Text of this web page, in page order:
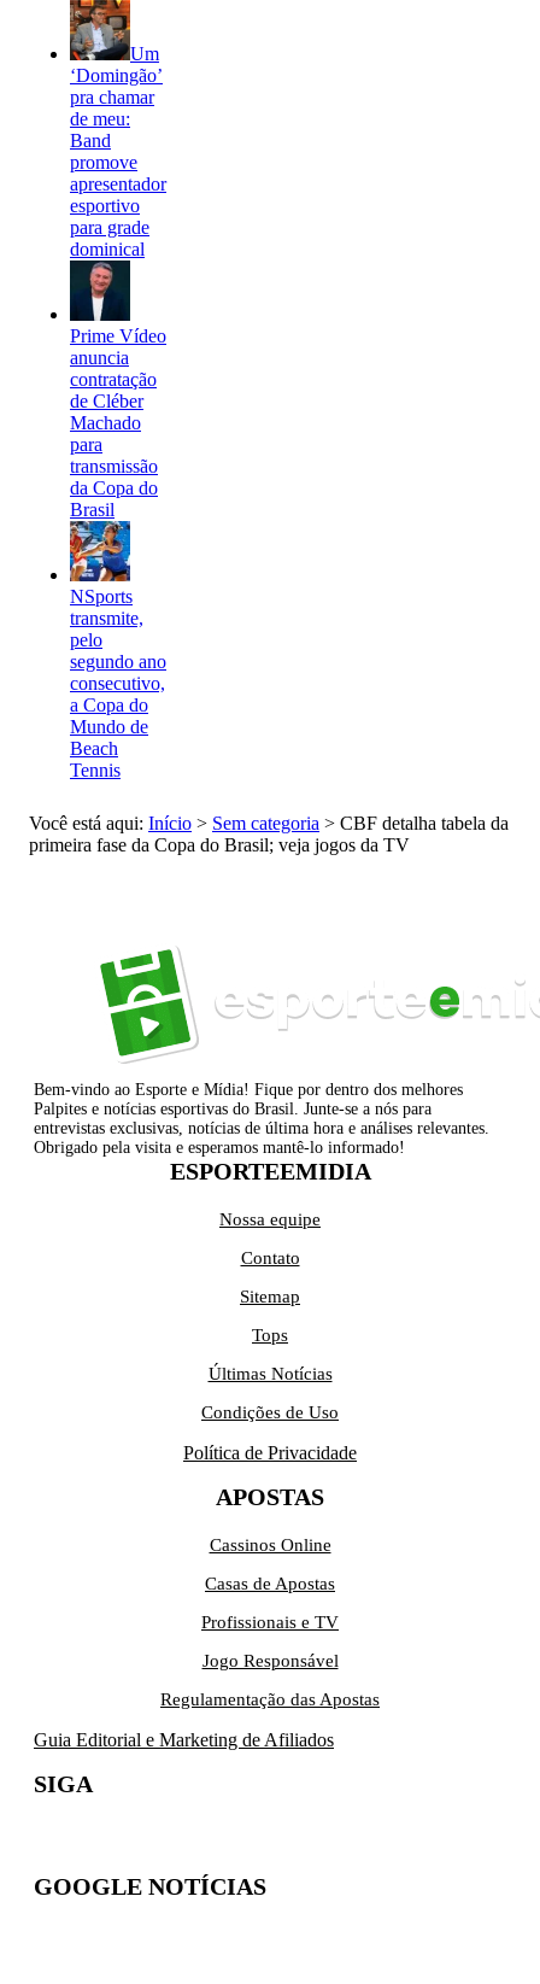
Um
‘Domingão’
pra chamar
de meu:
Band
promove
apresentador
esportivo
para grade
dominical
Prime Vídeo
anuncia
contratação
de Cléber
Machado
para
transmissão
da Copa do
Brasil
NSports
transmite,
pelo
segundo ano
consecutivo,
a Copa do
Mundo de
Beach
Tennis
Você está aqui: Início > Sem categoria > CBF detalha tabela da
primeira fase da Copa do Brasil; veja jogos da TV
Bem-vindo ao Esporte e Mídia! Fique por dentro dos melhores
Palpites e notícias esportivas do Brasil. Junte-se a nós para
entrevistas exclusivas, notícias de última hora e análises relevantes.
Obrigado pela visita e esperamos mantê-lo informado!
ESPORTEEMIDIA
Nossa equipe
Contato
Sitemap
Tops
Últimas Notícias
Condições de Uso
Política de Privacidade
APOSTAS
Cassinos Online
Casas de Apostas
Profissionais e TV
Jogo Responsável
Regulamentação das Apostas
Guia Editorial e Marketing de Afiliados
SIGA
GOOGLE NOTÍCIAS